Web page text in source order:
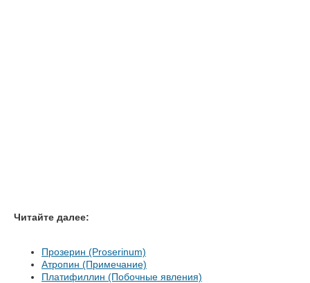
Читайте далее:
Прозерин (Proserinum)
Атропин (Примечание)
Платифиллин (Побочные явления)